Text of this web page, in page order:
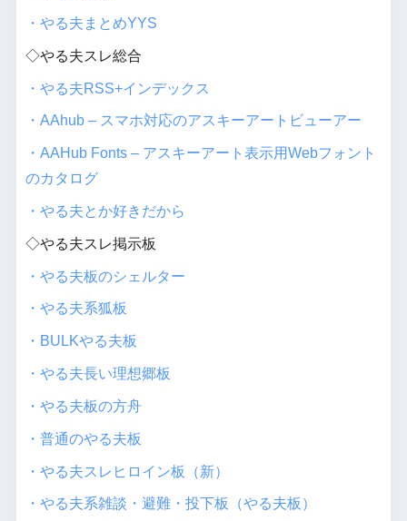
・やる夫まとめYYS
◇やる夫スレ総合
・やる夫RSS+インデックス
・AAhub – スマホ対応のアスキーアートビューアー
・AAHub Fonts – アスキーアート表示用Webフォント
のカタログ
・やる夫とか好きだから
◇やる夫スレ掲示板
・やる夫板のシェルター
・やる夫系狐板
・BULKやる夫板
・やる夫長い理想郷板
・やる夫板の方舟
・普通のやる夫板
・やる夫スレヒロイン板（新）
・やる夫系雑談・避難・投下板（やる夫板）